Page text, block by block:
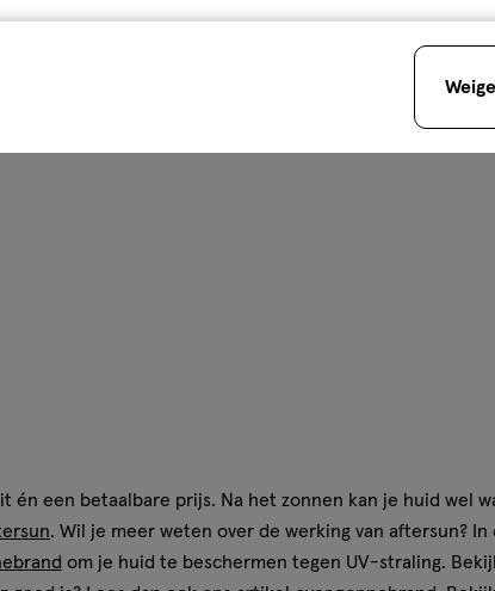
én een betaalbare prijs. Na het zonnen kan je huid wel
. Wil je meer weten over de werking van aftersun?
om je huid te beschermen tegen UV-straling.